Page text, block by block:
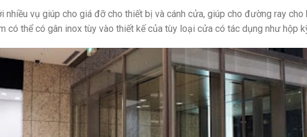
nhiều vụ giúp cho giá đỡ cho thiết bị và cánh cửa, giúp cho đường ray
có thể có gân inox tùy vào thiết kế của tùy loại cửa có tác dụng như hộp